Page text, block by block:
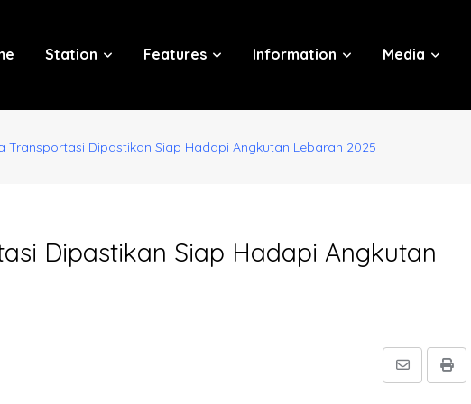
Station Features Information Media
Transportasi Dipastikan Siap Hadapi Angkutan Lebaran 2025
Dipastikan Siap Hadapi Angkutan
Print
Share